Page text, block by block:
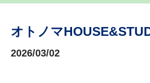
オトノマ
2026/03/02